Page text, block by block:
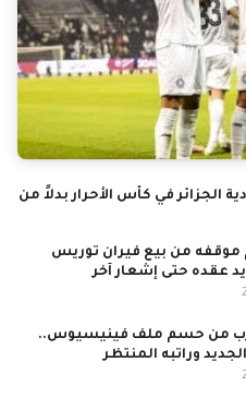
الجزائر في كأس الأحرار بدلاً من
من بيع فيران توريس
عقده حتى إشعار آخر
من حسم ملف فينيسيوس..
وراتبه المنتظر